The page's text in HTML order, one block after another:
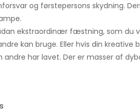
og førstepersons skydning.
ekstraordinær fæstning, som du
kan bruge. Eller hvis din kreative
har lavet. Der er masser af